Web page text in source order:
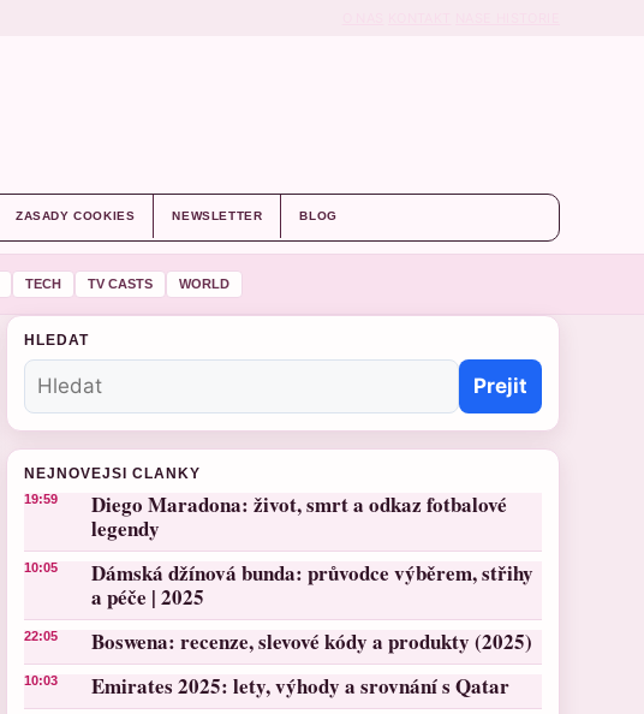
ZASADY COOKIES NEWSLETTER BLOG
TECH TV CASTS WORLD
HLEDAT
Prejit
NEJNOVEJSI CLANKY
19:59
Diego Maradona: život, smrt a odkaz fotbalové
legendy
10:05
Dámská džínová bunda: průvodce výběrem, střihy
a péče | 2025
22:05 Boswena: recenze, slevové kódy a produkty (2025)
10:03 Emirates 2025: lety, výhody a srovnání s Qatar